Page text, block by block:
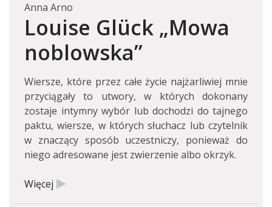
Anna Arno
Louise Glück „Mowa
noblowska”
Wiersze, które przez całe życie najżarliwiej mnie
przyciągały to utwory, w których dokonany
zostaje intymny wybór lub dochodzi do tajnego
paktu, wiersze, w których słuchacz lub czytelnik
w znaczący sposób uczestniczy, ponieważ do
niego adresowane jest zwierzenie albo okrzyk.
Więcej